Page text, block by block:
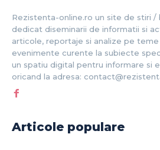
Rezistenta-online.ro un site de stiri
dedicat diseminarii de informatii si
articole, reportaje si analize pe teme
evenimente curente la subiecte
un spatiu digital pentru informare si
oricand la adresa:
Articole populare